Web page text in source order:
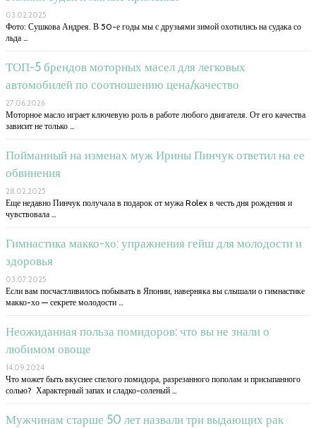
03.02.2025
Фото: Сушкова Андрея. В 50-е годы мы с друзьями зимой охотились на судака со
льда …
ТОП-5 брендов моторных масел для легковых
автомобилей по соотношению цена/качество
27.06.2026
Моторное масло играет ключевую роль в работе любого двигателя. От его качества
зависит не только …
Пойманный на изменах муж Ирины Пинчук ответил на ее
обвинения
28.02.2025
Еще недавно Пинчук получала в подарок от мужа Rolex в честь дня рождения и
чувствовала …
Гимнастика макко-хо: упражнения гейш для молодости и
здоровья
03.07.2025
Если вам посчастливилось побывать в Японии, наверняка вы слышали о гимнастике
макко-хо — секрете молодости …
Неожиданная польза помидоров: что вы не знали о
любимом овоще
14.09.2024
Что может быть вкуснее спелого помидора, разрезанного пополам и присыпанного
солью? Характерный запах и сладко-соленый …
Мужчинам старше 50 лет назвали три выдающих рак